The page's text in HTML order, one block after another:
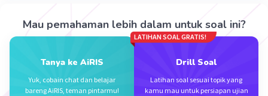
Mau pemahaman lebih dalam untuk soal ini?
Tanya ke AiRIS
Yuk, cobain chat dan belajar
bareng AiRIS, teman pintarmu!
LATIHAN SOAL GRATIS!
Drill Soal
Latihan soal sesuai topik yang
kamu mau untuk persiapan ujian